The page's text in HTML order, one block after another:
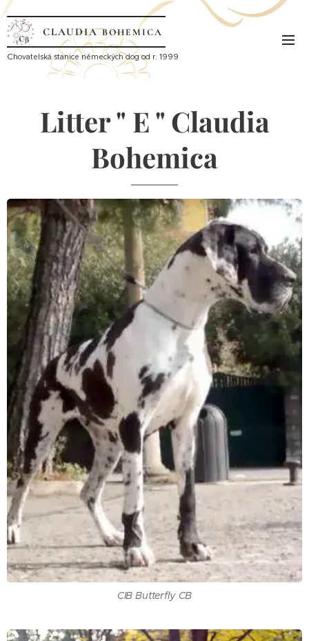
CLAUDIABOHEMICA
Chovatelská stanice německých dog od r. 1999
Litter " E " Claudia
Bohemica
CIB Butterfly CB